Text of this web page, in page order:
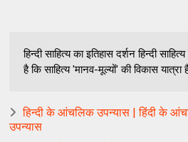
हिन्दी साहित्य का इतिहास दर्शन हिन्दी
है कि साहित्य 'मानव-मूल्यों' की विकास यात्रा
हिन्दी के आंचलिक उपन्यास | हिंदी के
उपन्यास